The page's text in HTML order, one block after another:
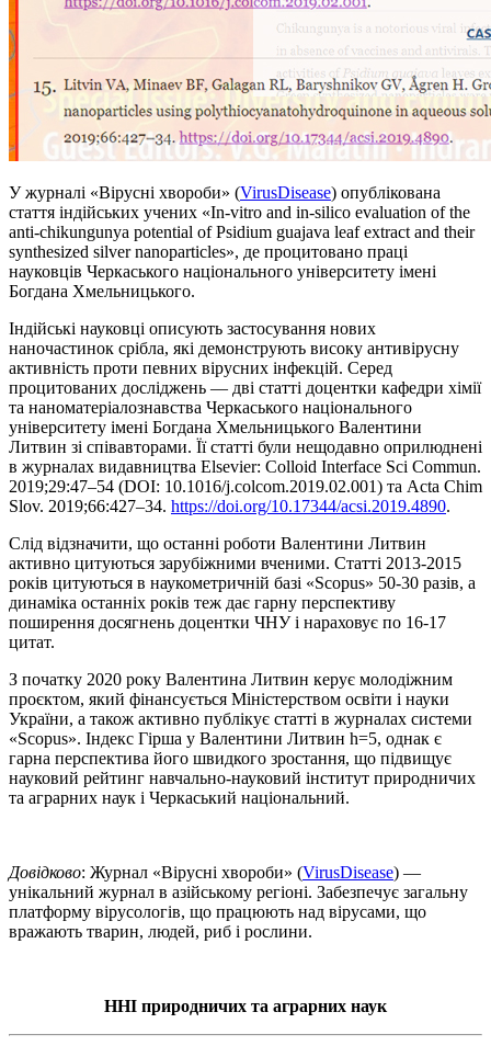
У журналі «Вірусні хвороби» (VirusDisease) опублікована
стаття індійських учених «In-vitro and in-silico evaluation of the
anti-chikungunya potential of Psidium guajava leaf extract and their
synthesized silver nanoparticles», де процитовано праці
науковців Черкаського національного університету імені
Богдана Хмельницького.
Індійські науковці описують застосування нових
наночастинок срібла, які демонструють високу антивірусну
активність проти певних вірусних інфекцій. Серед
процитованих досліджень — дві статті доцентки кафедри хімії
та наноматеріалознавства Черкаського національного
університету імені Богдана Хмельницького Валентини
Литвин зі співавторами. Її статті були нещодавно оприлюднені
в журналах видавництва Elsevier: Colloid Interface Sci Commun.
2019;29:47–54 (DOI: 10.1016/j.colcom.2019.02.001) та Acta Chim
Slov. 2019;66:427–34. https://doi.org/10.17344/acsi.2019.4890.
Слід відзначити, що останні роботи Валентини Литвин
активно цитуються зарубіжними вченими. Статті 2013-2015
років цитуються в наукометричній базі «Scopus» 50-30 разів, а
динаміка останніх років теж дає гарну перспективу
поширення досягнень доцентки ЧНУ і нараховує по 16-17
цитат.
З початку 2020 року Валентина Литвин керує молодіжним
проєктом, який фінансується Міністерством освіти і науки
України, а також активно публікує статті в журналах системи
«Scopus». Індекс Гірша у Валентини Литвин h=5, однак є
гарна перспектива його швидкого зростання, що підвищує
науковий рейтинг навчально-науковий інститут природничих
та аграрних наук і Черкаський національний.
Довідково: Журнал «Вірусні хвороби» (VirusDisease) —
унікальний журнал в азійському регіоні. Забезпечує загальну
платформу вірусологів, що працюють над вірусами, що
вражають тварин, людей, риб і рослини.
ННІ природничих та аграрних наук